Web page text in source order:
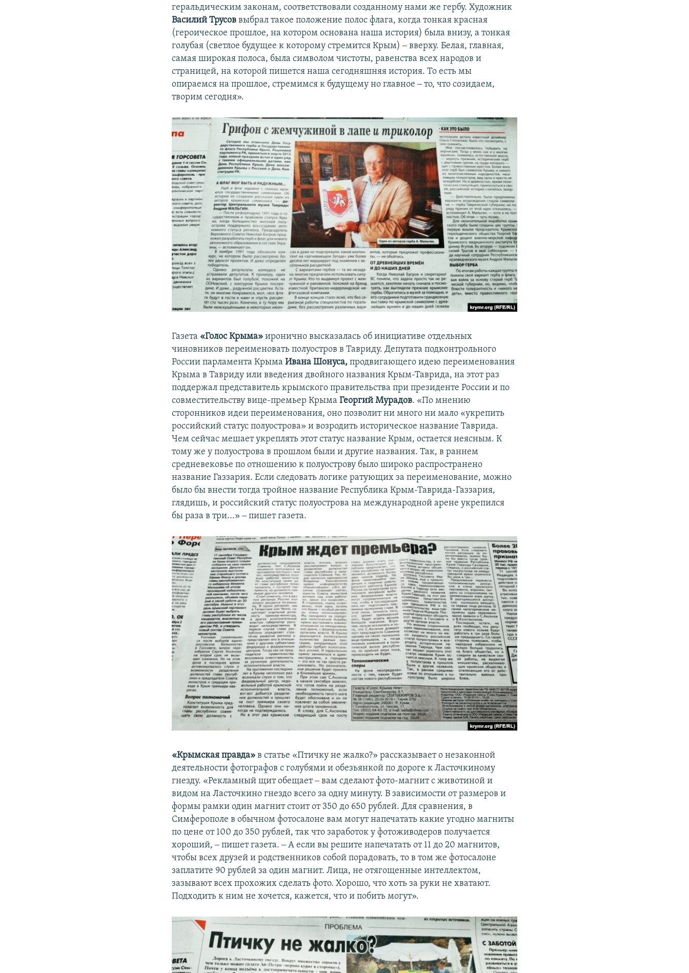
геральдическим законам, соответствовали созданному нами же гербу. Художник
Василий Трусоввыбрал такое положение полос флага, когда тонкая красная
(героическое прошлое, на котором основана наша история) была внизу, а тонкая
голубая (светлое будущее к которому стремится Крым) ‒ вверху. Белая, главная,
самая широкая полоса, была символом чистоты, равенства всех народов и
страницей, на которой пишется наша сегодняшняя история. То есть мы
опираемся на прошлое, стремимся к будущему но главное ‒ то, что созидаем,
творим сегодня».
Газета «Голос Крыма» иронично высказалась об инициативе отдельных
чиновников переименовать полуостров в Тавриду. Депутата подконтрольного
России парламента КрымаИвана Шонуса, продвигающего идею переименования
Крыма в Тавриду или введения двойного названия Крым-Таврида, на этот раз
поддержал представитель крымского правительства при президенте России и по
совместительству вице-премьер КрымаГеоргий Мурадов. «По мнению
сторонников идеи переименования, оно позволит ни много ни мало «укрепить
российский статус полуострова» и возродить историческое название Таврида.
Чем сейчас мешает укреплять этот статус название Крым, остается неясным. К
тому же у полуострова в прошлом были и другие названия. Так, в раннем
средневековье по отношению к полуострову было широко распространено
название Газзария. Если следовать логике ратующих за переименование, можно
было бы внести тогда тройное название Республика Крым-Таврида-Газзария,
глядишь, и российский статус полуострова на международной арене укрепился
бы раза в три...» ‒ пишет газета.
«Крымская правда» в статье «Птичку не жалко?» рассказывает о незаконной
деятельности фотографов с голубями и обезьянкой по дороге к Ласточкиному
гнезду. «Рекламный щит обещает ‒ вам сделают фото-магнит с животиной и
видом на Ласточкино гнездо всего за одну минуту. В зависимости от размеров и
формы рамки один магнит стоит от 350 до 650 рублей. Для сравнения, в
Симферополе в обычном фотосалоне вам могут напечатать какие угодно магниты
по цене от 100 до 350 рублей, так что заработок у фотоживодеров получается
хороший, ‒ пишет газета. ‒ А если вы решите напечатать от 11 до 20 магнитов,
чтобы всех друзей и родственников собой порадовать, то в том же фотосалоне
заплатите 90 рублей за один магнит. Лица, не отягощенные интеллектом,
зазывают всех прохожих сделать фото. Хорошо, что хоть за руки не хватают.
Подходить к ним не хочется, кажется, что и побить могут».